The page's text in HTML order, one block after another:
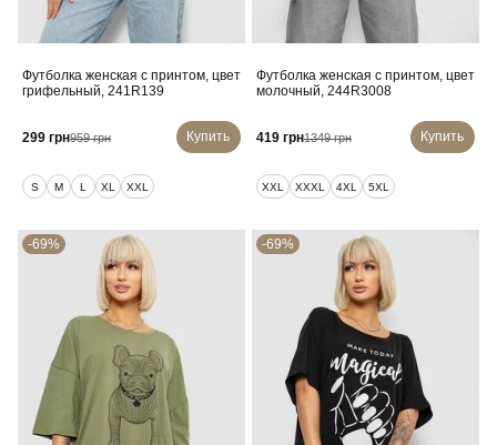
Футболка женская с принтом, цвет
грифельный, 241R139
299 грн959 грн Купить
S M L XL XXL
Футболка женская с принтом, цвет
молочный, 244R3008
419 грн1349 грн Купить
XXL XXXL 4XL 5XL
-69% -69%